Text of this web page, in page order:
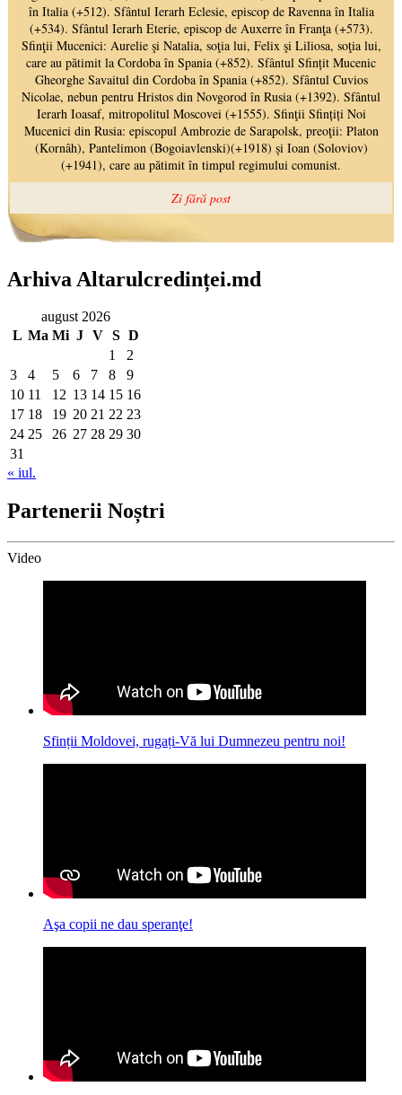
Arhiva Altarulcredinței.md
august 2026
L Ma Mi J V S D
1
2
3
4 5 6 7 8
9
10 11 12 13 14 15 16
17 18 19 20 21 22 23
24 25 26 27 28 29 30
31
« iul.
Partenerii Noștri
Video
Sfinții Moldovei, rugați-Vă lui Dumnezeu pentru noi!
Aşa copii ne dau speranţe!